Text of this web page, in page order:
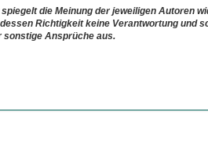
die Meinung der jeweiligen Autoren
Richtigkeit keine Verantwortung und
sonstige Ansprüche aus.